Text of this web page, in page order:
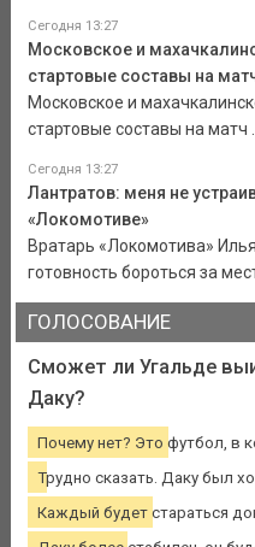
Сегодня 13:27
Московское и
стартовые составы на
Московское и
стартовые составы на матч
Сегодня 13:27
Лантратов: меня не
«Локомотиве»
Вратарь «Локомотива»
готовность бороться за
ГОЛОСОВАНИЕ
Сможет ли Угальде
Даку?
Почему нет? Это футбол, в
Трудно сказать. Даку был
Каждый будет стараться